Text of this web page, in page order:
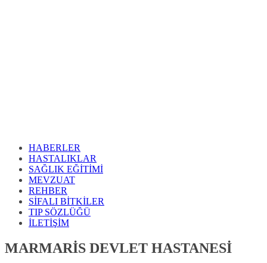
HABERLER
HASTALIKLAR
SAĞLIK EĞİTİMİ
MEVZUAT
REHBER
SİFALI BİTKİLER
TIP SÖZLÜĞÜ
İLETİŞİM
MARMARİS DEVLET HASTANESİ